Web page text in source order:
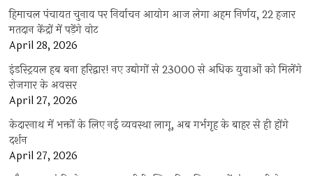
हिमाचल पंचायत चुनाव पर निर्वाचन आयोग आज लेगा अहम निर्णय, 22 हजार
मतदान केंद्रों में पड़ेंगे वोट
April 28, 2026
इंडस्ट्रियल हब बना हरिद्वार! नए उद्योगों से 23000 से अधिक युवाओं को मिलेंगे
रोजगार के अवसर
April 27, 2026
केदारनाथ में भक्तों के लिए नई व्यवस्था लागू, अब गर्भगृह के बाहर से ही होंगे
दर्शन
April 27, 2026